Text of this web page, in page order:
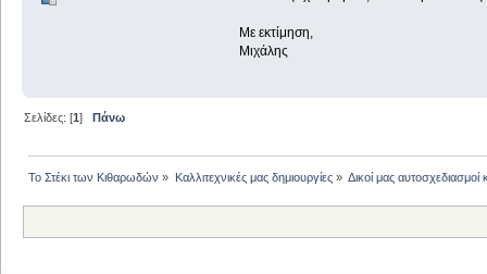
Με εκτίμηση,
Μιχάλης
Σελίδες: [1]Πάνω
Το Στέκι των Κιθαρωδών » Καλλιτεχνικές μας δημιουργίες» Δικοί μας αυτοσχεδιασμοί